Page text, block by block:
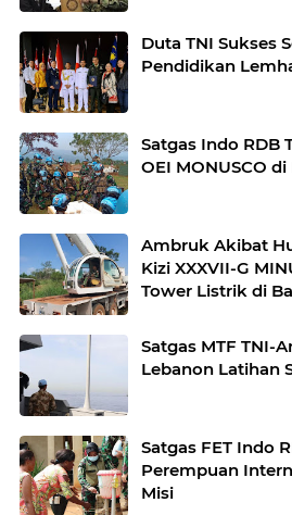
Duta TNI Sukses
Pendidikan
Satgas Indo RDB
OEI MONUSCO
Ambruk Akibat
Kizi XXXVII-G
Tower Listrik di
Satgas MTF TNI-
Lebanon Latihan
Satgas FET Indo
Perempuan
Misi